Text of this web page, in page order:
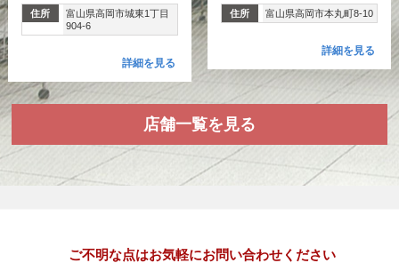
住所
富山県高岡市城東1丁目
904-6
詳細を見る
住所 富山県高岡市本丸町8-10
詳細を見る
店舗一覧を見る
ご不明な点はお気軽にお問い合わせください